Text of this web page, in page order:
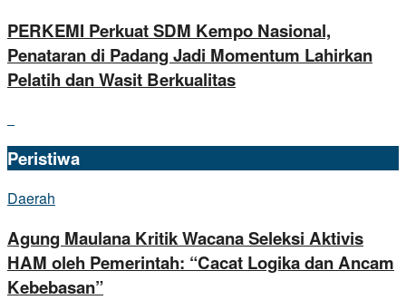
PERKEMI Perkuat SDM Kempo Nasional,
Penataran di Padang Jadi Momentum Lahirkan
Pelatih dan Wasit Berkualitas
Peristiwa
Daerah
Agung Maulana Kritik Wacana Seleksi Aktivis
HAM oleh Pemerintah: “Cacat Logika dan Ancam
Kebebasan”